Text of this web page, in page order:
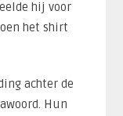
hij voor
het shirt
achter de
Hun